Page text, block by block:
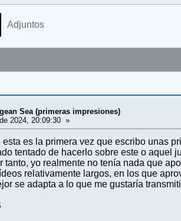
Adjuntos
Sea (primeras impresiones)
2024, 20:09:30 »
esta es la primera vez que escribo unas
tentado de hacerlo sobre este o aquel
tanto, yo realmente no tenía nada que
relativamente largos, en los que
se adapta a lo que me gustaría